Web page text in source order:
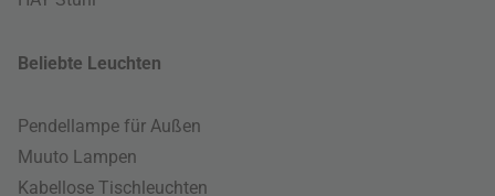
Beliebte Leuchten
Pendellampe für Außen
Muuto Lampen
Kabellose Tischleuchten